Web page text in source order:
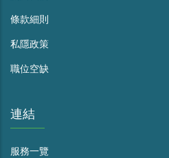
條款細則
私隱政策
職位空缺
連結
服務一覽